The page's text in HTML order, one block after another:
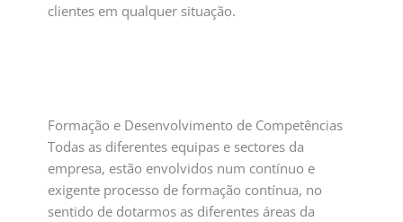
clientes em qualquer situação.
Formação e Desenvolvimento de Competências
Todas as diferentes equipas e sectores da
empresa, estão envolvidos num contínuo e
exigente processo de formação contínua, no
sentido de dotarmos as diferentes áreas da